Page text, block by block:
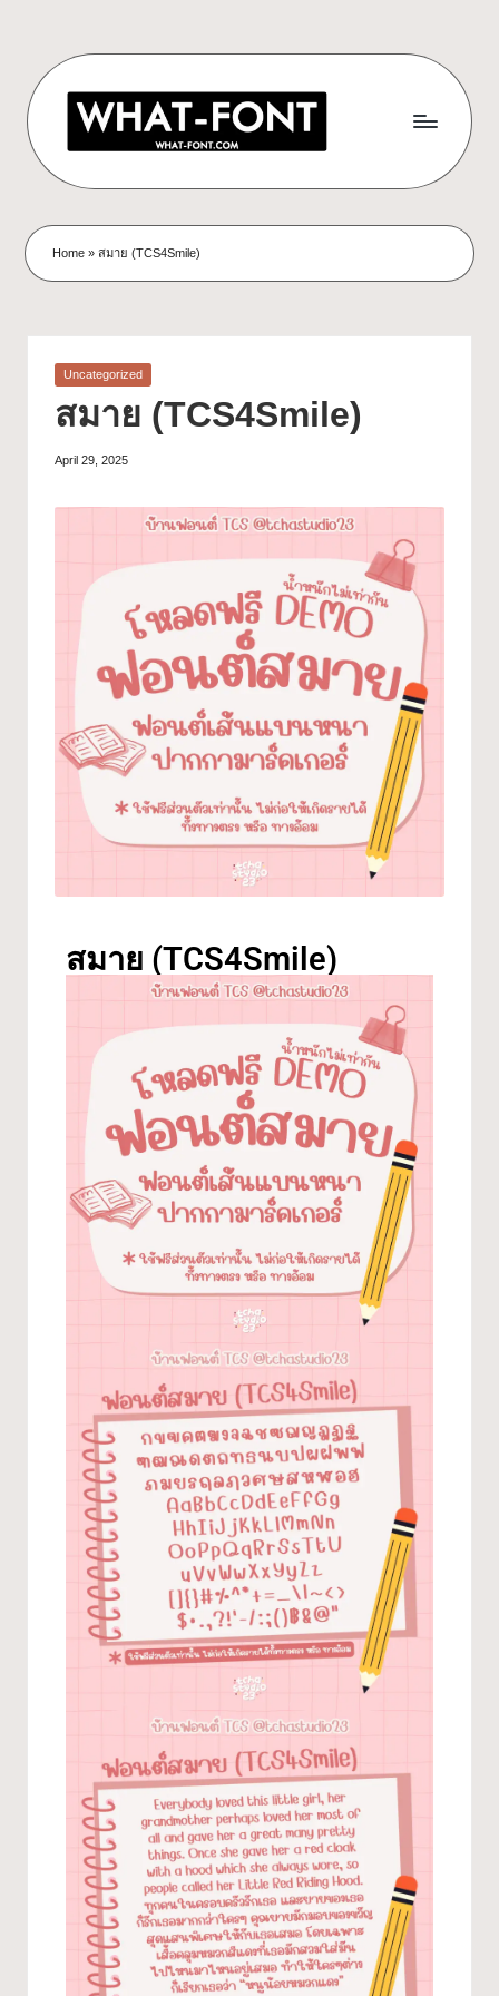
Home »สมาย (TCS4Smile)
Uncategorized
สมาย (TCS4Smile)
April 29, 2025
สมาย (TCS4Smile)